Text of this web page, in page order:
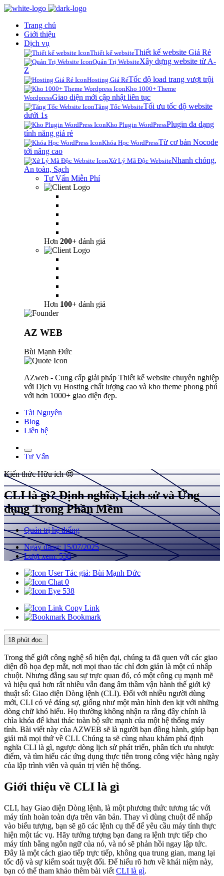
Trang chủ
Giới thiệu
Dịch vụ
Thiết kế websiteThiết kế website Giá Rẻ
Quản Trị WebsiteXây dựng website từ A-
Z
Hosting Giá RẻTốc độ load trang vượt trội
Kho 1000+ Theme
WordpressGiao diện mới cập nhật liên tục
Tăng Tốc WebsiteTối ưu tốc độ website
dưới 1s
Kho Plugin WordPressPlugin đa dạng
tính năng giá rẻ
Khóa Học WordPressTừ cơ bản Nocode
tới nâng cao
Xử Lý Mã Độc WebsiteNhanh chóng,
An toàn, Sạch
Tư Vấn Miễn Phí
Hơn 200+ đánh giá
Hơn 100+ đánh giá
AZ WEB
Bùi Mạnh Đức
AZweb - Cung cấp giải pháp Thiết kế website chuyên nghiệp
với Dịch vụ Hosting chất lượng cao và kho theme phong phú
với hơn 1000+ giao diện đẹp.
Tài Nguyên
Blog
Liên hệ
Tư Vấn
Kiến thứcHữu ích 😍
CLI là gì? Định nghĩa, Lịch sử và Ứng
dụng Trong Phần Mềm
Quản trị hệ thống
Ngày đăng: 15/07/2025
Lượt xem: 538
Tác giả: Bùi Mạnh Đức
0
538
Copy Link
Bookmark
18 phút đọc.
Trong thế giới công nghệ số hiện đại, chúng ta đã quen với các giao
diện đồ họa đẹp mắt, nơi mọi thao tác chỉ đơn giản là một cú nhấp
chuột. Nhưng đằng sau sự trực quan đó, có một công cụ mạnh mẽ
và hiệu quả hơn rất nhiều vẫn đang âm thầm vận hành thế giới kỹ
thuật số: Giao diện Dòng lệnh (CLI). Đối với nhiều người dùng
mới, CLI có vẻ đáng sợ, giống như một màn hình đen kịt với những
dòng chữ khó hiểu. Họ thường không nhận ra rằng đây chính là
chìa khóa để khai thác toàn bộ sức mạnh của một hệ thống máy
tính. Bài viết này của AZWEB sẽ là người bạn đồng hành, giúp bạn
giải mã mọi thứ về CLI. Chúng ta sẽ cùng nhau khám phá định
nghĩa CLI là gì, ngược dòng lịch sử phát triển, phân tích ưu nhược
điểm, và tìm hiểu các ứng dụng thực tiễn trong công việc hàng ngày
của lập trình viên và quản trị viên hệ thống.
Giới thiệu về CLI là gì
CLI, hay Giao diện Dòng lệnh, là một phương thức tương tác với
máy tính hoàn toàn dựa trên văn bản. Thay vì dùng chuột để nhấp
vào biểu tượng, bạn sẽ gõ các lệnh cụ thể để yêu cầu máy tính thực
hiện một tác vụ. Hãy tưởng tượng bạn đang ra lệnh trực tiếp cho
máy tính bằng ngôn ngữ của nó, và nó sẽ phản hồi ngay lập tức.
Đây là một cách giao tiếp trực tiếp, không qua trung gian, mang lại
tốc độ và sự kiểm soát tuyệt đối. Để hiểu rõ hơn về khái niệm này,
bạn có thể tham khảo thêm bài viết CLI là gì.